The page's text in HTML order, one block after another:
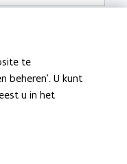
te
beheren'. U kunt
u in het